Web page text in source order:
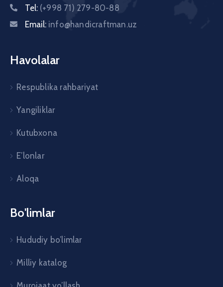
Tel: (+998 71) 279-80-88
Email: info@handicraftman.uz
Havolalar
Respublika rahbariyat
Yangiliklar
Kutubxona
E’lonlar
Aloqa
Bo'limlar
Hududiy bo’limlar
Milliy katalog